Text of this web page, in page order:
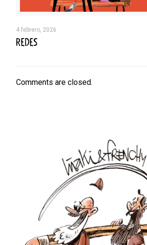
4 febrero, 2026
REDES
Comments are closed.